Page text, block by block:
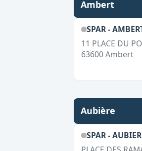
Ambert
SPAR -
11 PLACE DU
63600 Ambert
Aubière
SPAR -